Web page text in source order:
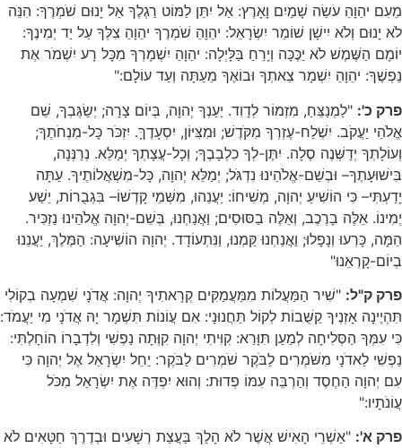
מֵעִם יהֵוָהֵ עֹשֵׂה שָׁמַיִם וָאָרֶץ: אַל יִתֵּן לַמּוֹט רַגְלֶךָ אַל יָנוּם שֹׁמְרֶךָ: הִנֵּה
לֹא יָנוּם וְלֹא יִישָׁן שׁוֹמֵר יִשְׂרָאֵל: יהֵוָהֵ שֹׁמְרֶךָ יהֵוָהֵ צִלְּךָ עַל יַד יְמִינֶךָ:
יוֹמָם הַשֶּׁמֶשׁ לֹא יַכֶּכָּה וְיָרֵחַ בַּלָּיְלָה: יהֵוָהֵ יִשְׁמָרְךָ מִכָּל רָע יִשְׁמֹר אֶת
נַפְשֶׁךָ: יהֵוָהֵ יִשְׁמָר צֵאתְךָ וּבוֹאֶךָ מֵעַתָּה וְעַד עוֹלָם:"
פרק כ': "לַמְנַצֵּחַ, מִזְמוֹר לְדָוִד. יַעַנְךָ יְהוָה, בְּיוֹם צָרָה; יְשַׂגֶּבְךָ, שֵׁם
אֱלֹהֵי יַעֲקֹב. יִשְׁלַח-עֶזְרְךָ מִקֹּדֶשׁ; וּמִצִּיּוֹן, יִסְעָדֶךָּ. יִזְכֹּר כָּל-מִנְחֹתֶךָ;
וְעוֹלָתְךָ יְדַשְּׁנֶה סֶלָה. יִתֶּן-לְךָ כִלְבָבֶךָ; וְכָל-עֲצָתְךָ יְמַלֵּא. נְרַנְּנָה,
בִּישׁוּעָתֶךָ– וּבְשֵׁם-אֱלֹהֵינוּ נִדְגֹּל; יְמַלֵּא יְהוָה, כָּל-מִשְׁאֲלוֹתֶיךָ. עַתָּה
יָדַעְתִּי– כִּי הוֹשִׁיעַ יְהוָה, מְשִׁיחוֹ: יַעֲנֵהוּ, מִשְּׁמֵי קָדְשׁוֹ– בִּגְבֻרוֹת, יֵשַׁע
יְמִינוֹ. אֵלֶּה בָרֶכֶב, וְאֵלֶּה בַסּוּסִים; וַאֲנַחְנוּ, בְּשֵׁם-יְהוָה אֱלֹהֵינוּ נַזְכִּיר.
הֵמָּה, כָּרְעוּ וְנָפָלוּ; וַאֲנַחְנוּ קַּמְנוּ, וַנִּתְעוֹדָד. יְהוָה הוֹשִׁיעָה: הַמֶּלֶךְ, יַעֲנֵנוּ
בְיוֹם-קָרְאֵנוּ"
פרק ק"ל: "שִׁיר הַמַּעֲלוֹת מִמַּעֲמַקִּים קְרָאתִיךָ יְהוָה: אֲדֹנָי שִׁמְעָה בְקוֹלִי
תִּהְיֶינָה אָזְנֶיךָ קַשֻּׁבוֹת לְקוֹל תַּחֲנוּנָי: אִם עֲוֹנוֹת תִּשְׁמָר יָהּ אֲדֹנָי מִי יַעֲמֹד:
כִּי עִמְּךָ הַסְּלִיחָה לְמַעַן תִּוָּרֵא: קִוִּיתִי יְהוָה קִוְּתָה נַפְשִׁי וְלִדְבָרוֹ הוֹחָלְתִּי:
נַפְשִׁי לַאדֹנָי מִשֹּׁמְרִים לַבֹּקֶר שֹׁמְרִים לַבֹּקֶר: יַחֵל יִשְׂרָאֵל אֶל יְהוָה כִּי
עִם יְהוָה הַחֶסֶד וְהַרְבֵּה עִמּוֹ פְדוּת: וְהוּא יִפְדֶּה אֶת יִשְׂרָאֵל מִכֹּל
עֲוֹנֹתָיו:"
פרק א': "אַשְׁרֵי הָאִישׁ אֲשֶׁר לֹא הָלַךְ בַּעֲצַת רְשָׁעִים וּבְדֶרֶךְ חַטָּאִים לֹא